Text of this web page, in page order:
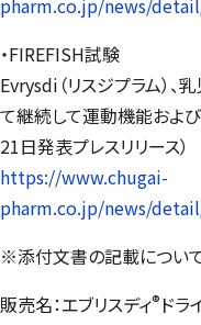
・FIREFISH試験
Evrysdi（リスジプラム）、
て継続して運動機能およ
21日発表プレスリリース）
https://www.chugai-
pharm.co.jp/news/
※添付文書の記載につい
販売名：エブリスディ®ドラ